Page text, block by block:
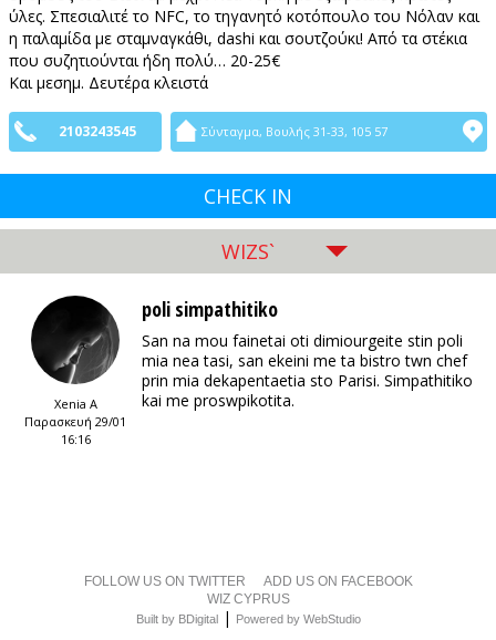
ύλες. Σπεσιαλιτέ το NFC, το τηγανητό κοτόπουλο του Νόλαν και
η παλαμίδα με σταμναγκάθι, dashi και σουτζούκι! Από τα στέκια
που συζητιούνται ήδη πολύ… 20-25€
Και μεσημ. Δευτέρα κλειστά
2103243545 Σύνταγμα, Βουλής 31-33, 105 57
CHECK IN
WIZS`
Xenia A
Παρασκευή 29/01
16:16
poli simpathitiko
San na mou fainetai oti dimiourgeite stin poli
mia nea tasi, san ekeini me ta bistro twn chef
prin mia dekapentaetia sto Parisi. Simpathitiko
kai me proswpikotita.
FOLLOW US ON TWITTER
ADD US ON FACEBOOK
WIZ CYPRUS
Built by BDigital| Powered by WebStudio